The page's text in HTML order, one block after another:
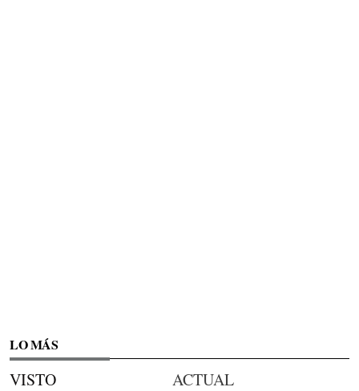
LO MÁS
VISTO ACTUAL